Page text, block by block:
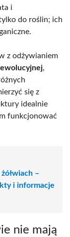
i
do roślin; ich
z odżywianiem
,
się z
idealnie
funkcjonować
–
i informacje
nie mają